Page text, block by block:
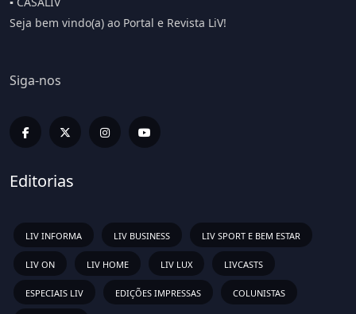
Seja bem vindo(a) ao Portal e Revista LiV!
Siga-nos
Editorias
LIV INFORMA LIV BUSINESS LIV SPORT E BEM ESTAR
LIV ON LIV HOME LIV LUX LIVCASTS
ESPECIAIS LIV EDIÇÕES IMPRESSAS COLUNISTAS